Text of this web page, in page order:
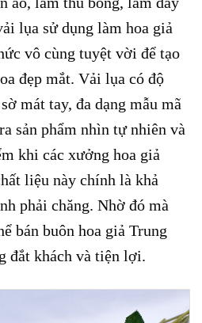
lụa sử dụng làm hoa giả
vô cùng tuyệt vời để tạo
đẹp mắt. Vải lụa có độ
mát tay, đa dạng mẫu mã
sản phẩm nhìn tự nhiên và
khi các xưởng hoa giả
liệu này chính là khả
phải chăng. Nhờ đó mà
bán buôn hoa giả Trung
đắt khách và tiện lợi.